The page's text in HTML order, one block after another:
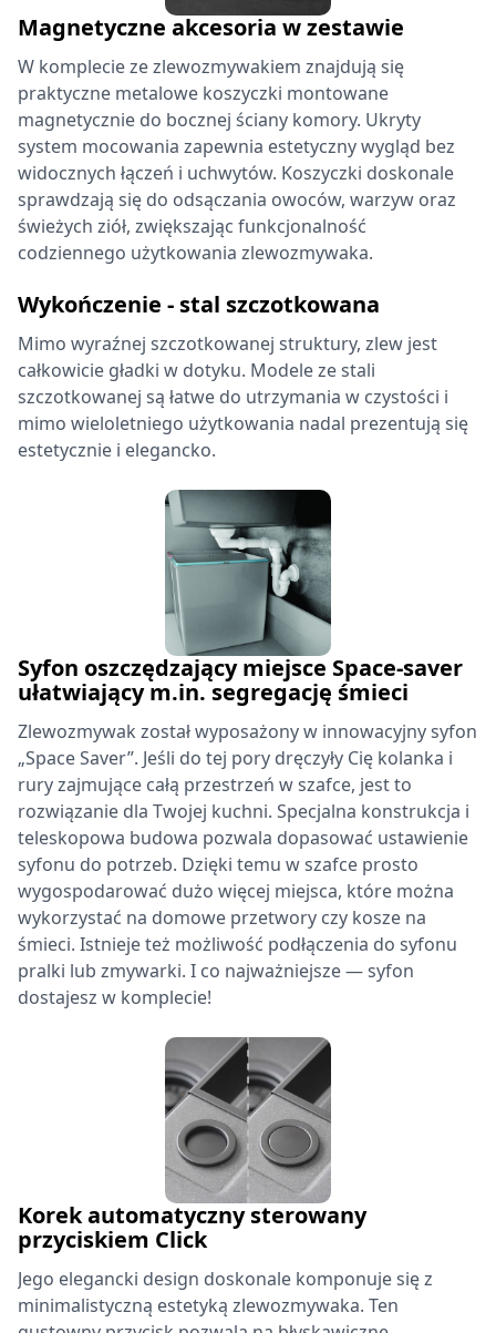
Magnetyczne akcesoria w zestawie
W komplecie ze zlewozmywakiem znajdują się
praktyczne metalowe koszyczki montowane
magnetycznie do bocznej ściany komory. Ukryty
system mocowania zapewnia estetyczny wygląd bez
widocznych łączeń i uchwytów. Koszyczki doskonale
sprawdzają się do odsączania owoców, warzyw oraz
świeżych ziół, zwiększając funkcjonalność
codziennego użytkowania zlewozmywaka.
Wykończenie - stal szczotkowana
Mimo wyraźnej szczotkowanej struktury, zlew jest
całkowicie gładki w dotyku. Modele ze stali
szczotkowanej są łatwe do utrzymania w czystości i
mimo wieloletniego użytkowania nadal prezentują się
estetycznie i elegancko.
Syfon oszczędzający miejsce Space-saver
ułatwiający m.in. segregację śmieci
Zlewozmywak został wyposażony w innowacyjny syfon
„Space Saver”. Jeśli do tej pory dręczyły Cię kolanka i
rury zajmujące całą przestrzeń w szafce, jest to
rozwiązanie dla Twojej kuchni. Specjalna konstrukcja i
teleskopowa budowa pozwala dopasować ustawienie
syfonu do potrzeb. Dzięki temu w szafce prosto
wygospodarować dużo więcej miejsca, które można
wykorzystać na domowe przetwory czy kosze na
śmieci. Istnieje też możliwość podłączenia do syfonu
pralki lub zmywarki. I co najważniejsze — syfon
dostajesz w komplecie!
Korek automatyczny sterowany
przyciskiem Click
Jego elegancki design doskonale komponuje się z
minimalistyczną estetyką zlewozmywaka. Ten